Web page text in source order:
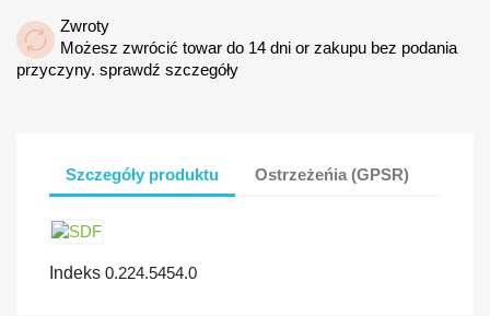
Zwroty
Możesz zwrócić towar do 14 dni or zakupu bez podania
przyczyny. sprawdź szczegóły
Szczegóły produktu Ostrzeżeńia (GPSR)
Indeks 0.224.5454.0